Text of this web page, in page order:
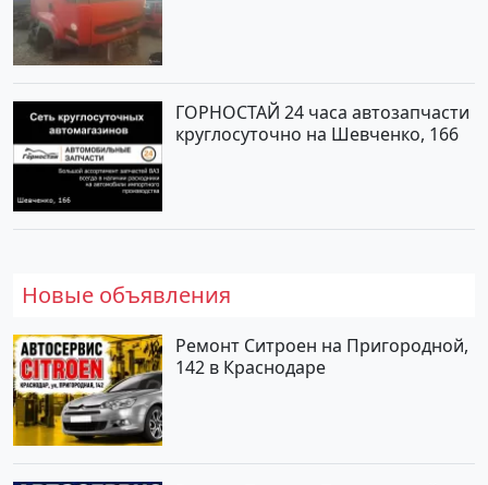
ГОРНОСТАЙ 24 часа автозапчасти
круглосуточно на Шевченко, 166
Новые объявления
Ремонт Ситроен на Пригородной,
142 в Краснодаре